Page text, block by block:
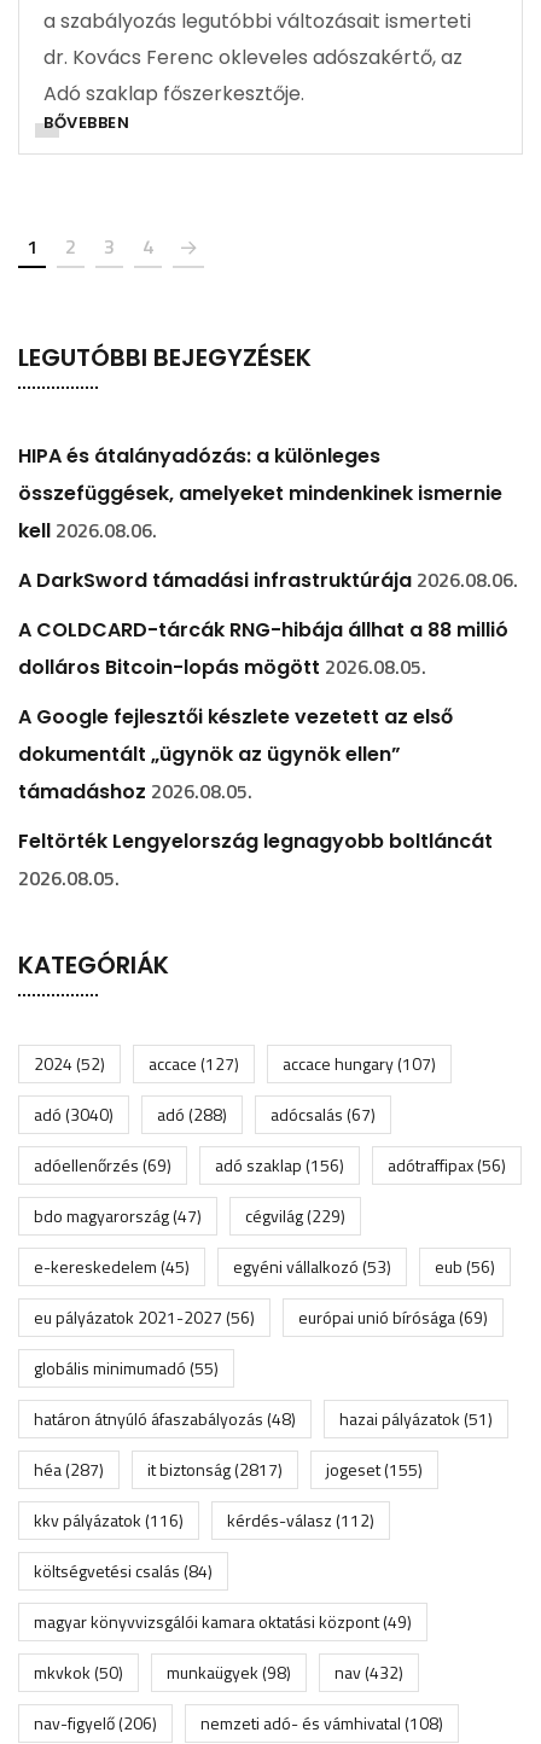
a szabályozás legutóbbi változásait ismerteti
dr. Kovács Ferenc okleveles adószakértő, az
Adó szaklap főszerkesztője.
BŐVEBBEN
1 2 3 4
LEGUTÓBBI BEJEGYZÉSEK
HIPA és átalányadózás: a különleges
összefüggések, amelyeket mindenkinek ismernie
kell 2026.08.06.
A DarkSword támadási infrastruktúrája 2026.08.06.
A COLDCARD-tárcák RNG-hibája állhat a 88 millió
dolláros Bitcoin-lopás mögött 2026.08.05.
A Google fejlesztői készlete vezetett az első
dokumentált „ügynök az ügynök ellen”
támadáshoz 2026.08.05.
Feltörték Lengyelország legnagyobb boltláncát
2026.08.05.
KATEGÓRIÁK
2024(52) accace(127) accace hungary(107)
adó(3040) adó(288) adócsalás(67)
adóellenőrzés(69) adó szaklap(156) adótraffipax(56)
bdo magyarország(47) cégvilág(229)
e-kereskedelem(45) egyéni vállalkozó(53) eub(56)
eu pályázatok 2021-2027(56) európai unió bírósága(69)
globális minimumadó(55)
határon átnyúló áfaszabályozás(48) hazai pályázatok(51)
héa(287) it biztonság(2817) jogeset(155)
kkv pályázatok(116) kérdés-válasz(112)
költségvetési csalás(84)
magyar könyvvizsgálói kamara oktatási központ(49)
mkvkok(50) munkaügyek(98) nav(432)
nav-figyelő(206) nemzeti adó- és vámhivatal(108)